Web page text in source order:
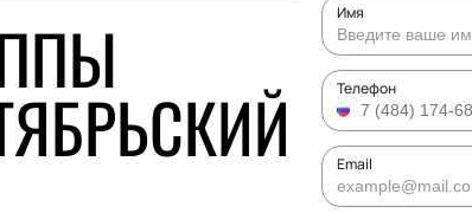
Имя
Телефон
Email